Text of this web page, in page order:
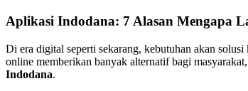
Aplikasi Indodana: 7 Alasan Mengapa
Di era digital seperti sekarang, kebutuhan akan
online memberikan banyak alternatif bagi
Indodana.